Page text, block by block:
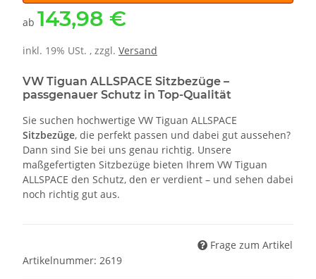
ab 143,98 €
inkl. 19% USt. , zzgl. Versand
VW Tiguan ALLSPACE Sitzbezüge –
passgenauer Schutz in Top-Qualität
Sie suchen hochwertige VW Tiguan ALLSPACE
Sitzbezüge, die perfekt passen und dabei gut aussehen?
Dann sind Sie bei uns genau richtig. Unsere
maßgefertigten Sitzbezüge bieten Ihrem VW Tiguan
ALLSPACE den Schutz, den er verdient – und sehen dabei
noch richtig gut aus.
Frage zum Artikel
Artikelnummer: 2619